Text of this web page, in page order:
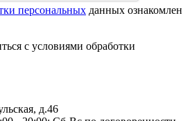
персональных данных ознакомлен
с условиями обработки
д.46